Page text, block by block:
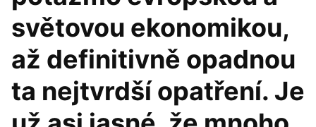
světovou ekonomikou,
až definitivně opadnou
ta nejtvrdší opatření. Je